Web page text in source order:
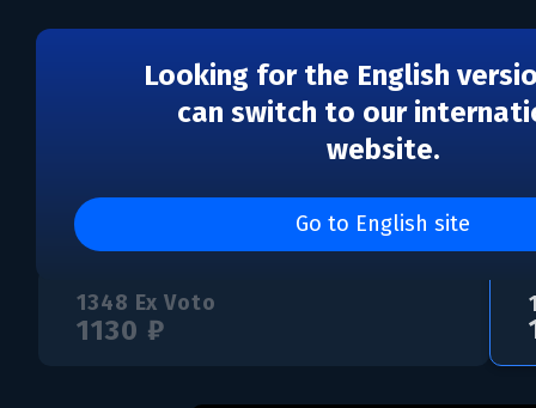
Looking for the English
can switch to our
website.
Go to English site
1348 Ex Voto - Deluxe
1348 Ex Voto
1130 ₽